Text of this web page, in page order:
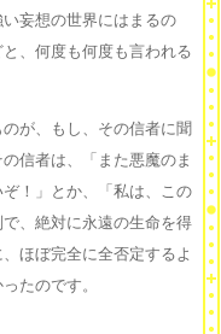
妄想の世界にはまるの
、何度も何度も言われる
が、もし、その信者に聞
信者は、「また悪魔のま
！」とか、「私は、この
、絶対に永遠の生命を得
ほぼ完全に全否定するよ
たのです。